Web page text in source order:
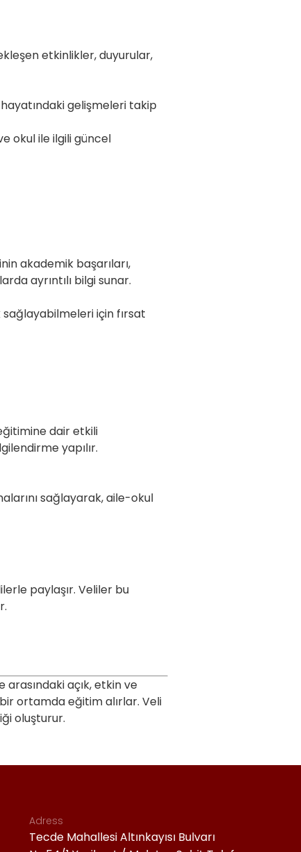
etkinlikler, duyurular,
gelişmeleri takip
okul ile ilgili güncel
akademik başarıları,
ayrıntılı bilgi sunar.
için fırsat
dair etkili
bilgilendirme yapılır.
sağlayarak, aile-okul
paylaşır. Veliler bu
arasındaki açık, etkin ve
ortamda eğitim alırlar. Veli
oluşturur.
Adress
Tecde Mahallesi Altınkayısı Bulvarı